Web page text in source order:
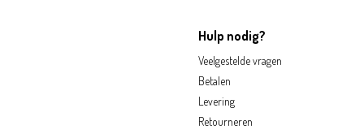
Hulp nodig?
Veelgestelde vragen
Betalen
Levering
Retourneren